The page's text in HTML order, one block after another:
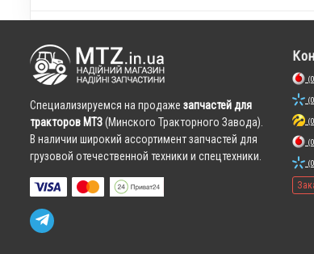
Cпециализируемся на продаже запчастей для
тракторов МТЗ(Минского Тракторного Завода).
В наличии широкий ассортимент запчастей для
грузовой отечественной техники и спецтехники.